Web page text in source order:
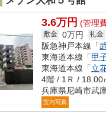
3.6万円 (管理
敷金 0万円 礼金
阪急神戸本線「
東海道本線「甲
東海道本線「立
4階 / 1Ｒ / 18.00
兵庫県尼崎市武
室内写真